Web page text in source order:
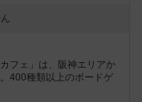
フェ」は、阪神エリアか
400種類以上のボードゲ